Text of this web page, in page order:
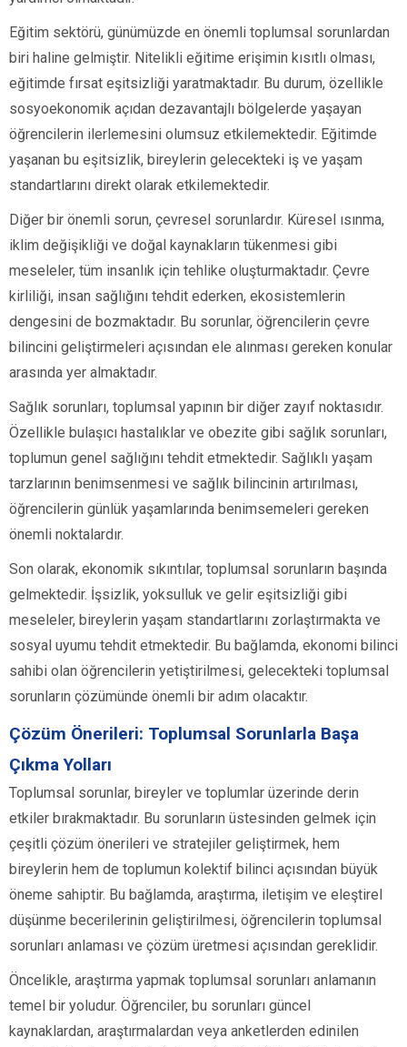
Eğitim sektörü, günümüzde en önemli toplumsal sorunlardan
biri haline gelmiştir. Nitelikli eğitime erişimin kısıtlı olması,
eğitimde fırsat eşitsizliği yaratmaktadır. Bu durum, özellikle
sosyoekonomik açıdan dezavantajlı bölgelerde yaşayan
öğrencilerin ilerlemesini olumsuz etkilemektedir. Eğitimde
yaşanan bu eşitsizlik, bireylerin gelecekteki iş ve yaşam
standartlarını direkt olarak etkilemektedir.
Diğer bir önemli sorun, çevresel sorunlardır. Küresel ısınma,
iklim değişikliği ve doğal kaynakların tükenmesi gibi
meseleler, tüm insanlık için tehlike oluşturmaktadır. Çevre
kirliliği, insan sağlığını tehdit ederken, ekosistemlerin
dengesini de bozmaktadır. Bu sorunlar, öğrencilerin çevre
bilincini geliştirmeleri açısından ele alınması gereken konular
arasında yer almaktadır.
Sağlık sorunları, toplumsal yapının bir diğer zayıf noktasıdır.
Özellikle bulaşıcı hastalıklar ve obezite gibi sağlık sorunları,
toplumun genel sağlığını tehdit etmektedir. Sağlıklı yaşam
tarzlarının benimsenmesi ve sağlık bilincinin artırılması,
öğrencilerin günlük yaşamlarında benimsemeleri gereken
önemli noktalardır.
Son olarak, ekonomik sıkıntılar, toplumsal sorunların başında
gelmektedir. İşsizlik, yoksulluk ve gelir eşitsizliği gibi
meseleler, bireylerin yaşam standartlarını zorlaştırmakta ve
sosyal uyumu tehdit etmektedir. Bu bağlamda, ekonomi bilinci
sahibi olan öğrencilerin yetiştirilmesi, gelecekteki toplumsal
sorunların çözümünde önemli bir adım olacaktır.
Çözüm Önerileri: Toplumsal Sorunlarla Başa
Çıkma Yolları
Toplumsal sorunlar, bireyler ve toplumlar üzerinde derin
etkiler bırakmaktadır. Bu sorunların üstesinden gelmek için
çeşitli çözüm önerileri ve stratejiler geliştirmek, hem
bireylerin hem de toplumun kolektif bilinci açısından büyük
öneme sahiptir. Bu bağlamda, araştırma, iletişim ve eleştirel
düşünme becerilerinin geliştirilmesi, öğrencilerin toplumsal
sorunları anlaması ve çözüm üretmesi açısından gereklidir.
Öncelikle, araştırma yapmak toplumsal sorunları anlamanın
temel bir yoludur. Öğrenciler, bu sorunları güncel
kaynaklardan, araştırmalardan veya anketlerden edinilen